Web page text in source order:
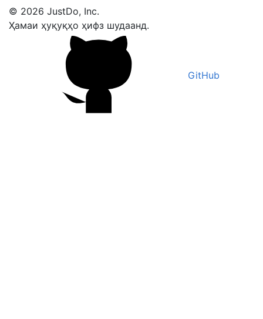
© 2026 JustDo, Inc.
Ҳамаи ҳуқуқҳо ҳифз шудаанд.
GitHub